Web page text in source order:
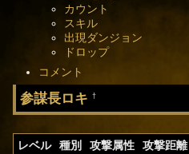
カウント
スキル
出現ダンジョン
ドロップ
コメント
参謀長ロキ †
レベル 種別 攻撃属性 攻撃距離